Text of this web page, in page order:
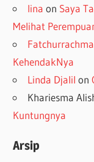
lina on Saya
Melihat
KehendakNya
Linda Djalil on
Khariesma
Kuntungnya
Arsip